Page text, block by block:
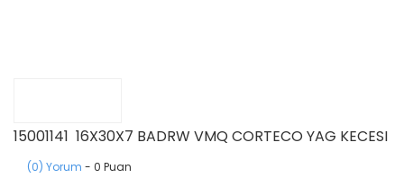
15001141 16X30X7 BADRW VMQ CORTECO YAG KECESI
(0) Yorum - 0 Puan